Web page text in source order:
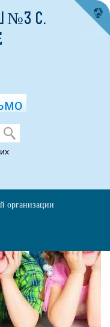
№3 С.
организации